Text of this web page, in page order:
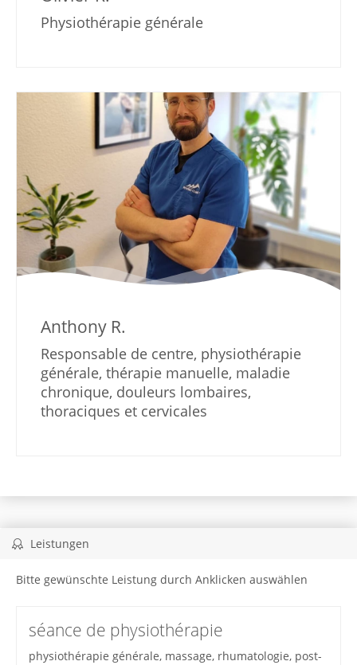
Physiothérapie générale
Anthony R.
Responsable de centre, physiothérapie
générale, thérapie manuelle, maladie
chronique, douleurs lombaires,
thoraciques et cervicales
Leistungen
Bitte gewünschte Leistung durch Anklicken auswählen
séance de physiothérapie
physiothérapie générale, massage, rhumatologie, post-